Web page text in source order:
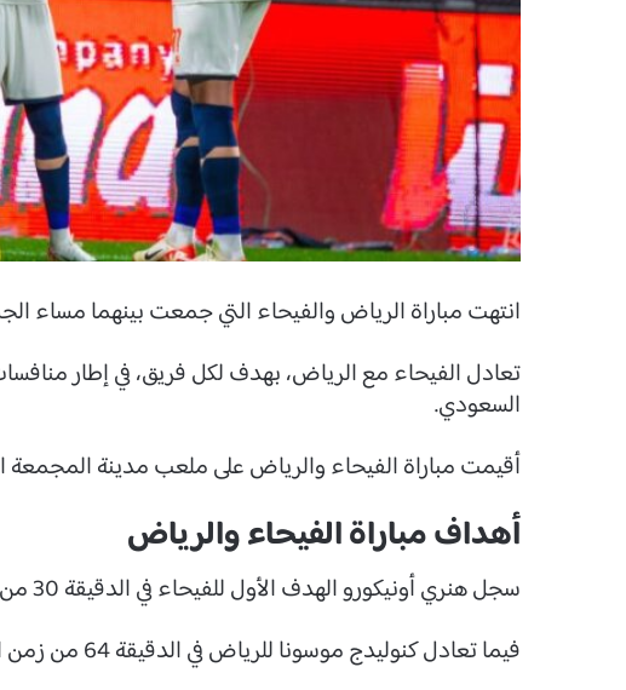
انتهت مباراة الرياض والفيحاء التي جمعت بينهما
تعادل الفيحاء مع الرياض، بهدف لكل فريق، في إطار
السعودي.
أقيمت مباراة الفيحاء والرياض على ملعب مدينة المجمعة
أهداف مباراة الفيحاء والرياض
سجل هنري أونيكورو الهدف الأول للفيحاء في الدقيقة 30 من زمن الشوط الأول.
فيما تعادل كنوليدج موسونا للرياض في الدقيقة 64 من زمن المباراة.